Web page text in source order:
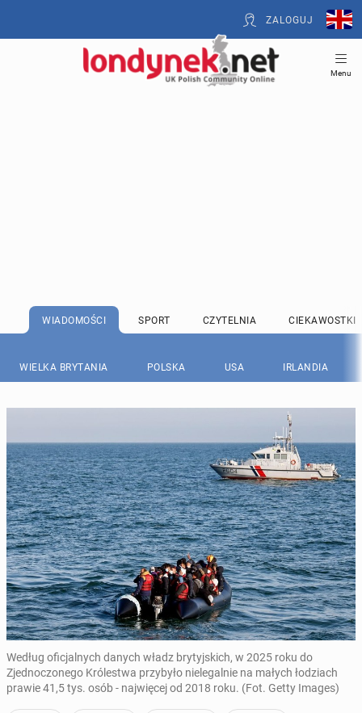
ZALOGUJ
Menu
WIADOMOŚCI SPORT CZYTELNIA CIEKAWOSTKI
WIELKA BRYTANIA POLSKA USA IRLANDIA
Według oficjalnych danych władz brytyjskich, w 2025 roku do
Zjednoczonego Królestwa przybyło nielegalnie na małych łodziach
prawie 41,5 tys. osób - najwięcej od 2018 roku. (Fot. Getty Images)